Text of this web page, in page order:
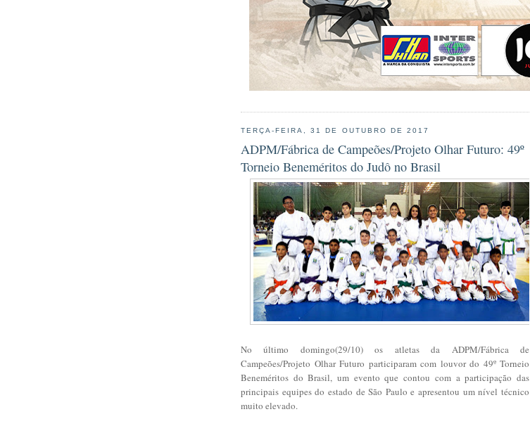
TERÇA-FEIRA, 31 DE OUTUBRO DE 2017
ADPM/Fábrica de Campeões/Projeto Olhar Futuro: 49º
Torneio Beneméritos do Judô no Brasil
No último domingo(29/10) os atletas da ADPM/Fábrica de
Campeões/Projeto Olhar Futuro participaram com louvor do 49º Torneio
Beneméritos do Brasil, um evento que contou com a participação das
principais equipes do estado de São Paulo e apresentou um nível técnico
muito elevado.